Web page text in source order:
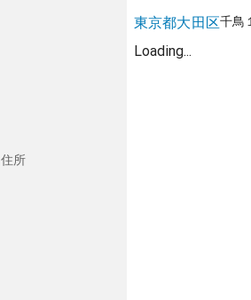
住所
東京都大田区千鳥
Loading...